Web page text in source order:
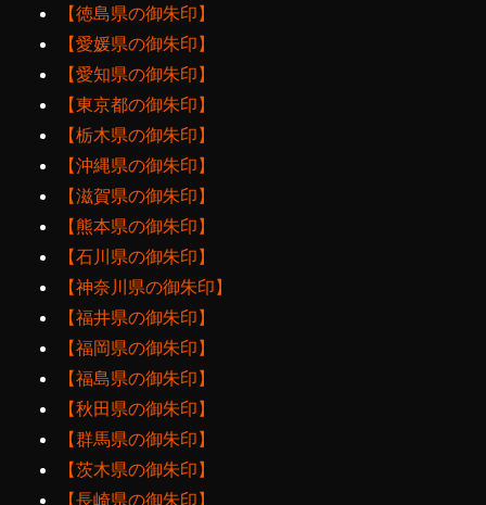
【徳島県の御朱印】
【愛媛県の御朱印】
【愛知県の御朱印】
【東京都の御朱印】
【栃木県の御朱印】
【沖縄県の御朱印】
【滋賀県の御朱印】
【熊本県の御朱印】
【石川県の御朱印】
【神奈川県の御朱印】
【福井県の御朱印】
【福岡県の御朱印】
【福島県の御朱印】
【秋田県の御朱印】
【群馬県の御朱印】
【茨木県の御朱印】
【長崎県の御朱印】